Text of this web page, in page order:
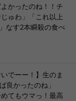
かったのね！！チ
ゅわ」「これ以上
なす2本瞬殺の食べ
でーー！】生のま
良かったのね」
てもウマっ！最高